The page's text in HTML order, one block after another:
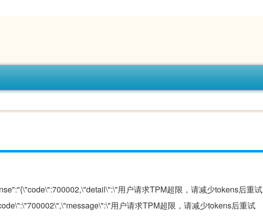
用户请求TPM超限，请减少tokens后重试
用户请求TPM超限，请减少tokens后重试